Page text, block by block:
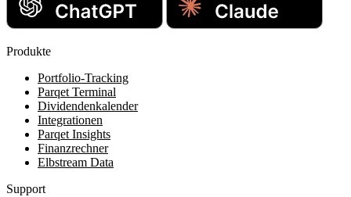
Produkte
Portfolio-Tracking
Parqet Terminal
Dividendenkalender
Integrationen
Parqet Insights
Finanzrechner
Elbstream Data
Support